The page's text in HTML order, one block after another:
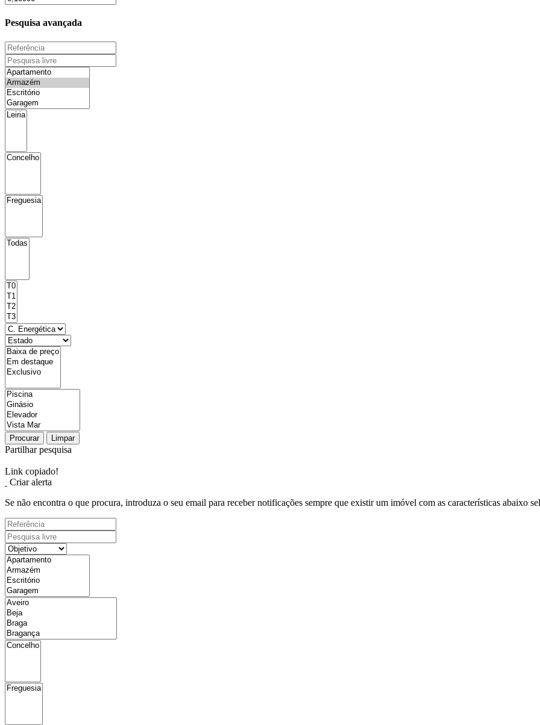
Pesquisa avançada
Procurar Limpar
Partilhar pesquisa
Link copiado!
Criar alerta
Se não encontra o que procura, introduza o seu email para receber notificações sempre que existir um imóvel com as características abaixo